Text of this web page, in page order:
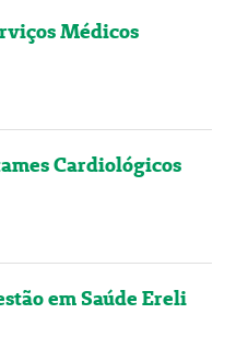
Médicos
Cardiológicos
em Saúde Ereli